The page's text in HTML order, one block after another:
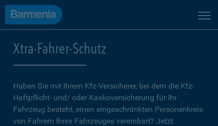
Xtra-Fahrer-Schutz
Haben Sie mit Ihrem Kfz-Versicherer, bei dem die Kfz-
Haftpflicht- und/ oder Kaskoversicherung für Ihr
Fahrzeug besteht, einen eingeschränkten Personenkreis
von Fahrern Ihres Fahrzeuges vereinbart? Jetzt